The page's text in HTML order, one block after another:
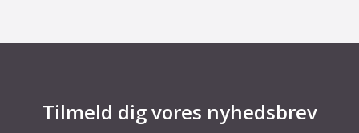
Tilmeld dig vores nyhedsbrev